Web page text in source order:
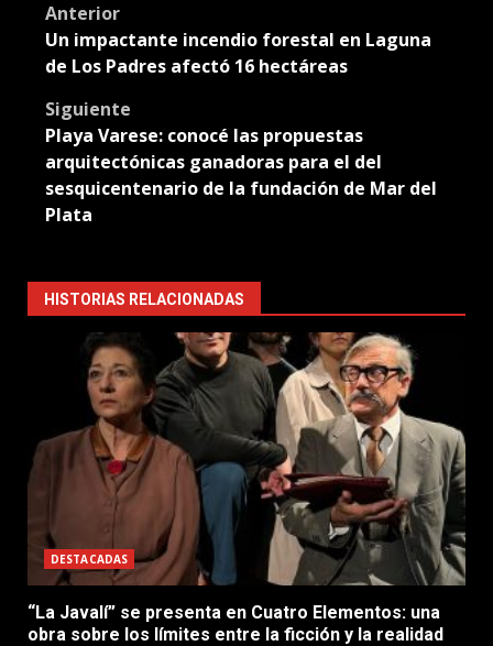
Post
navigation
Anterior
Un impactante incendio forestal en Laguna
de Los Padres afectó 16 hectáreas
Siguiente
Playa Varese: conocé las propuestas
arquitectónicas ganadoras para el del
sesquicentenario de la fundación de Mar del
Plata
HISTORIAS RELACIONADAS
DESTACADAS
“La Javalí” se presenta en Cuatro Elementos: una
obra sobre los límites entre la ficción y la realidad